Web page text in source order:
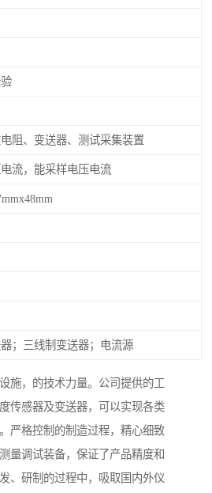
阻、变送器、测试采集装置
流，能采样电压电流
；三线制变送器；电流源
施，的技术力量。公司提供的工
传感器及变送器，可以实现各类
严格控制的制造过程，精心细致
量调试装备，保证了产品精度和
、研制的过程中，吸取国内外仪